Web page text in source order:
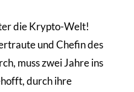
die Krypto-Welt!
und Chefin des
muss zwei Jahre ins
durch ihre